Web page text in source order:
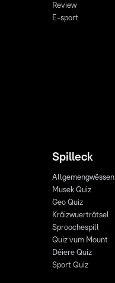
Review
E-sport
Spilleck
Allgemengwëssen
Musek Quiz
Geo Quiz
Kräizwuerträtsel
Sproochespill
Quiz vum Mount
Déiere Quiz
Sport Quiz